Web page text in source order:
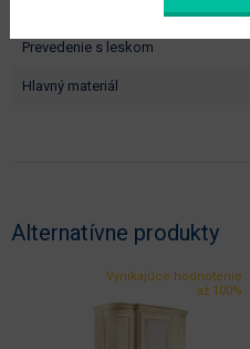
prevedenie s leskom
hlavný materiál
Alternatívne produkty
Vynikajúce hodnotenie
až 100%